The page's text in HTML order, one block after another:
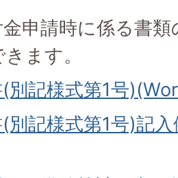
申請時に係る書
ます。
別記様式第1号
別記様式第1号)記